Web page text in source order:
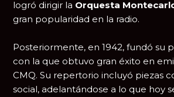
logró dirigir la Orquesta
gran popularidad en la radio.
Posteriormente, en 1942, fundó su
con la que obtuvo gran éxito en
CMQ. Su repertorio incluyó piezas
social, adelantándose a lo que hoy